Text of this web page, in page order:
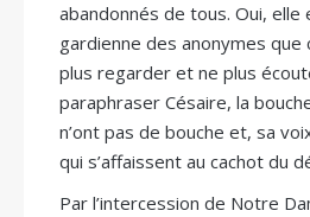
abandonnés de tous. Oui, elle
gardienne des anonymes que
plus regarder et ne plus
paraphraser Césaire, la
n’ont pas de bouche et, sa
qui s’affaissent au cachot du
Par l’intercession de Notre